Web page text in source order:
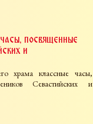
посвященные
и
храма классные часы,
Севастийских и